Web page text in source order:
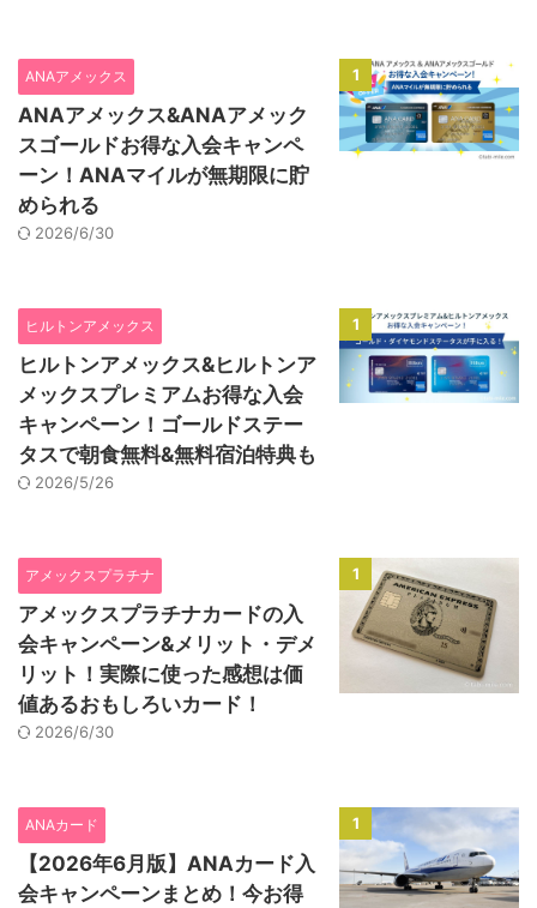
1
ANAアメックス
ANAアメックス&ANAアメック
スゴールドお得な入会キャンペ
ーン！ANAマイルが無期限に貯
められる
2026/6/30
1
ヒルトンアメックス
ヒルトンアメックス&ヒルトンア
メックスプレミアムお得な入会
キャンペーン！ゴールドステー
タスで朝食無料&無料宿泊特典も
2026/5/26
1
アメックスプラチナ
アメックスプラチナカードの入
会キャンペーン&メリット・デメ
リット！実際に使った感想は価
値あるおもしろいカード！
2026/6/30
1
ANAカード
【2026年6月版】ANAカード入
会キャンペーンまとめ！今お得